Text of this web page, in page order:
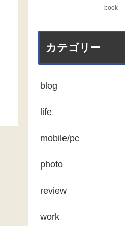
book
カテゴリー
blog
life
mobile/pc
photo
review
work